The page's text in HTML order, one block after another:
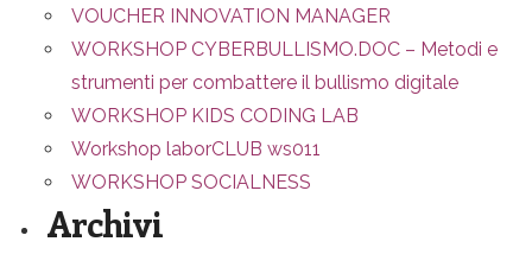
VOUCHER INNOVATION MANAGER
WORKSHOP CYBERBULLISMO.DOC – Metodi e
strumenti per combattere il bullismo digitale
WORKSHOP KIDS CODING LAB
Workshop laborCLUB ws011
WORKSHOP SOCIALNESS
Archivi